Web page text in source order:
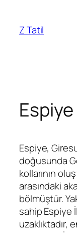
Z Tatil
Espiye,
doğusunda
kollarının
arasındaki
bölmüştür.
sahip Espiye
uzaklıktadır,